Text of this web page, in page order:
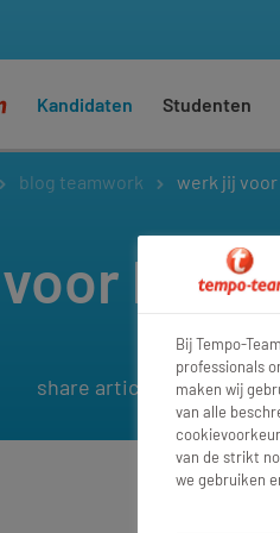
Kandidaten Studenten
blog teamwork werk jij
het
share article:
Bij Tempo-
professionals
maken wij
van alle
van de strikt
we gebruiken